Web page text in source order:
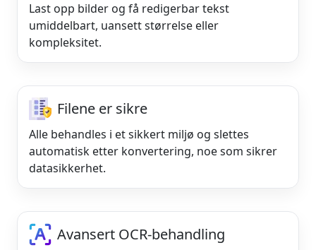
Last opp bilder og få redigerbar tekst
umiddelbart, uansett størrelse eller
kompleksitet.
Filene er sikre
Alle behandles i et sikkert miljø og slettes
automatisk etter konvertering, noe som sikrer
datasikkerhet.
Avansert OCR-behandling